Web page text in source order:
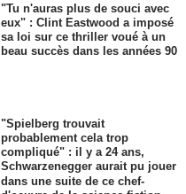
"Tu n'auras plus de souci avec
eux" : Clint Eastwood a imposé
sa loi sur ce thriller voué à un
beau succès dans les années 90
"Spielberg trouvait
probablement cela trop
compliqué" : il y a 24 ans,
Schwarzenegger aurait pu jouer
dans une suite de ce chef-